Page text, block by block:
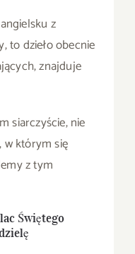
z
to dzieło obecnie
znajduje
siarczyście, nie
w którym się
z tym
Świętego